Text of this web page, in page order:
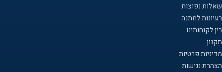
שאלות נפוצות
רעיונות למתנה
בין לקוחותינו
תקנון
מדיניות פרטיות
הצהרת נגישות